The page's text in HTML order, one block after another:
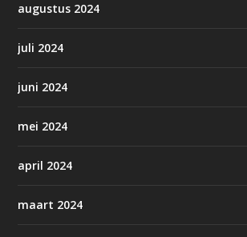
augustus 2024
juli 2024
juni 2024
mei 2024
april 2024
maart 2024